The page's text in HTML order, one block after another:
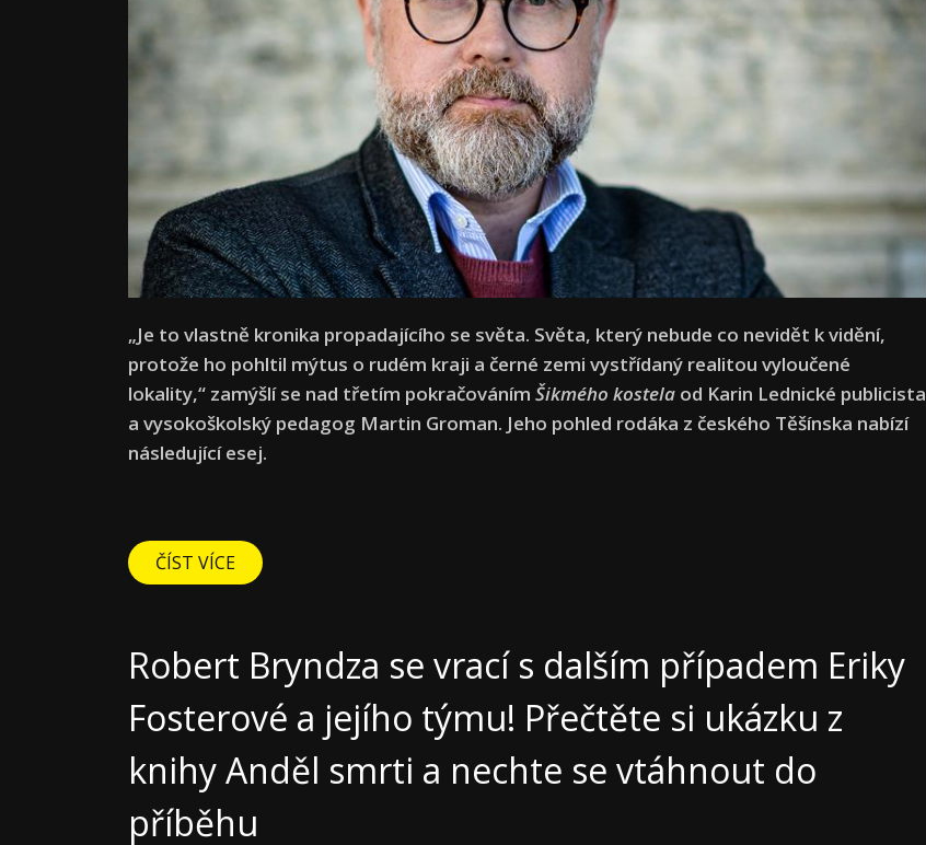
„Je to vlastně kronika propadajícího se světa. Světa, který nebude co nevidět k vidění,
protože ho pohltil mýtus o rudém kraji a černé zemi vystřídaný realitou vyloučené
lokality,“ zamýšlí se nad třetím pokračováním Šikmého kostela od Karin Lednické publicista
a vysokoškolský pedagog Martin Groman. Jeho pohled rodáka z českého Těšínska nabízí
následující esej.
ČÍST VÍCE
Robert Bryndza se vrací s dalším případem Eriky
Fosterové a jejího týmu! Přečtěte si ukázku z
knihy Anděl smrti a nechte se vtáhnout do
příběhu